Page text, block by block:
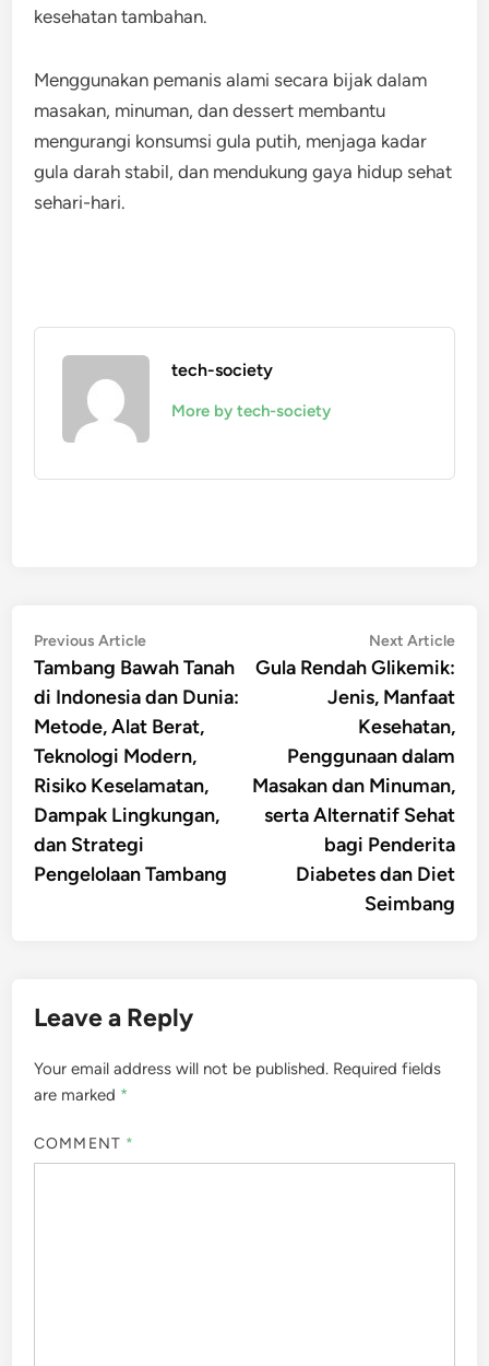
kesehatan tambahan.
Menggunakan pemanis alami secara bijak dalam
masakan, minuman, dan dessert membantu
mengurangi konsumsi gula putih, menjaga kadar
gula darah stabil, dan mendukung gaya hidup sehat
sehari-hari.
tech-society
More by tech-society
Post
navigation
Previous ArticlePrevious
article:
Tambang Bawah Tanah
di Indonesia dan Dunia:
Metode, Alat Berat,
Teknologi Modern,
Risiko Keselamatan,
Dampak Lingkungan,
dan Strategi
Pengelolaan Tambang
Next Article
Gula Rendah Glikemik:
Jenis, Manfaat
Kesehatan,
Penggunaan dalam
Masakan dan Minuman,
serta Alternatif Sehat
bagi Penderita
Diabetes dan Diet
Seimbang
Leave a Reply
Your email address will not be published. Required fields
are marked *
COMMENT *